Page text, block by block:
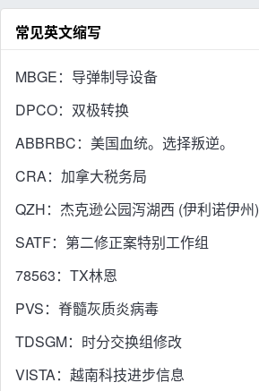
常见英文缩写
MBGE：导弹制导设备
DPCO：双极转换
ABBRBC：美国血统。选择叛逆。
CRA：加拿大税务局
QZH：杰克逊公园泻湖西 (伊利诺伊州)
SATF：第二修正案特别工作组
78563：TX林恩
PVS：脊髓灰质炎病毒
TDSGM：时分交换组修改
VISTA：越南科技进步信息